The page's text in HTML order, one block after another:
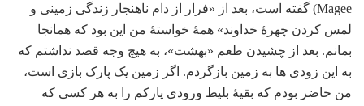
Magee) گفته است، بعد از «فرار از دام ناهنجار زندگی زمینی و
لمس کردن چهرۀ خداوند» همۀ خواستۀ من این بود که همانجا
بمانم. بعد از چشیدن طعم «بهشت»، به هیچ وجه قصد نداشتم که
به این زودی‏ ها به زمین بازگردم. اگر زمین یک پارک بازی است،
من حاضر بودم که بقیۀ بلیط ورودی‏ پارکم را به هر کسی که